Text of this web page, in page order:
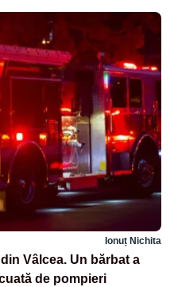
Ionuț Nichita
Vâlcea. Un bărbat a
de pompieri